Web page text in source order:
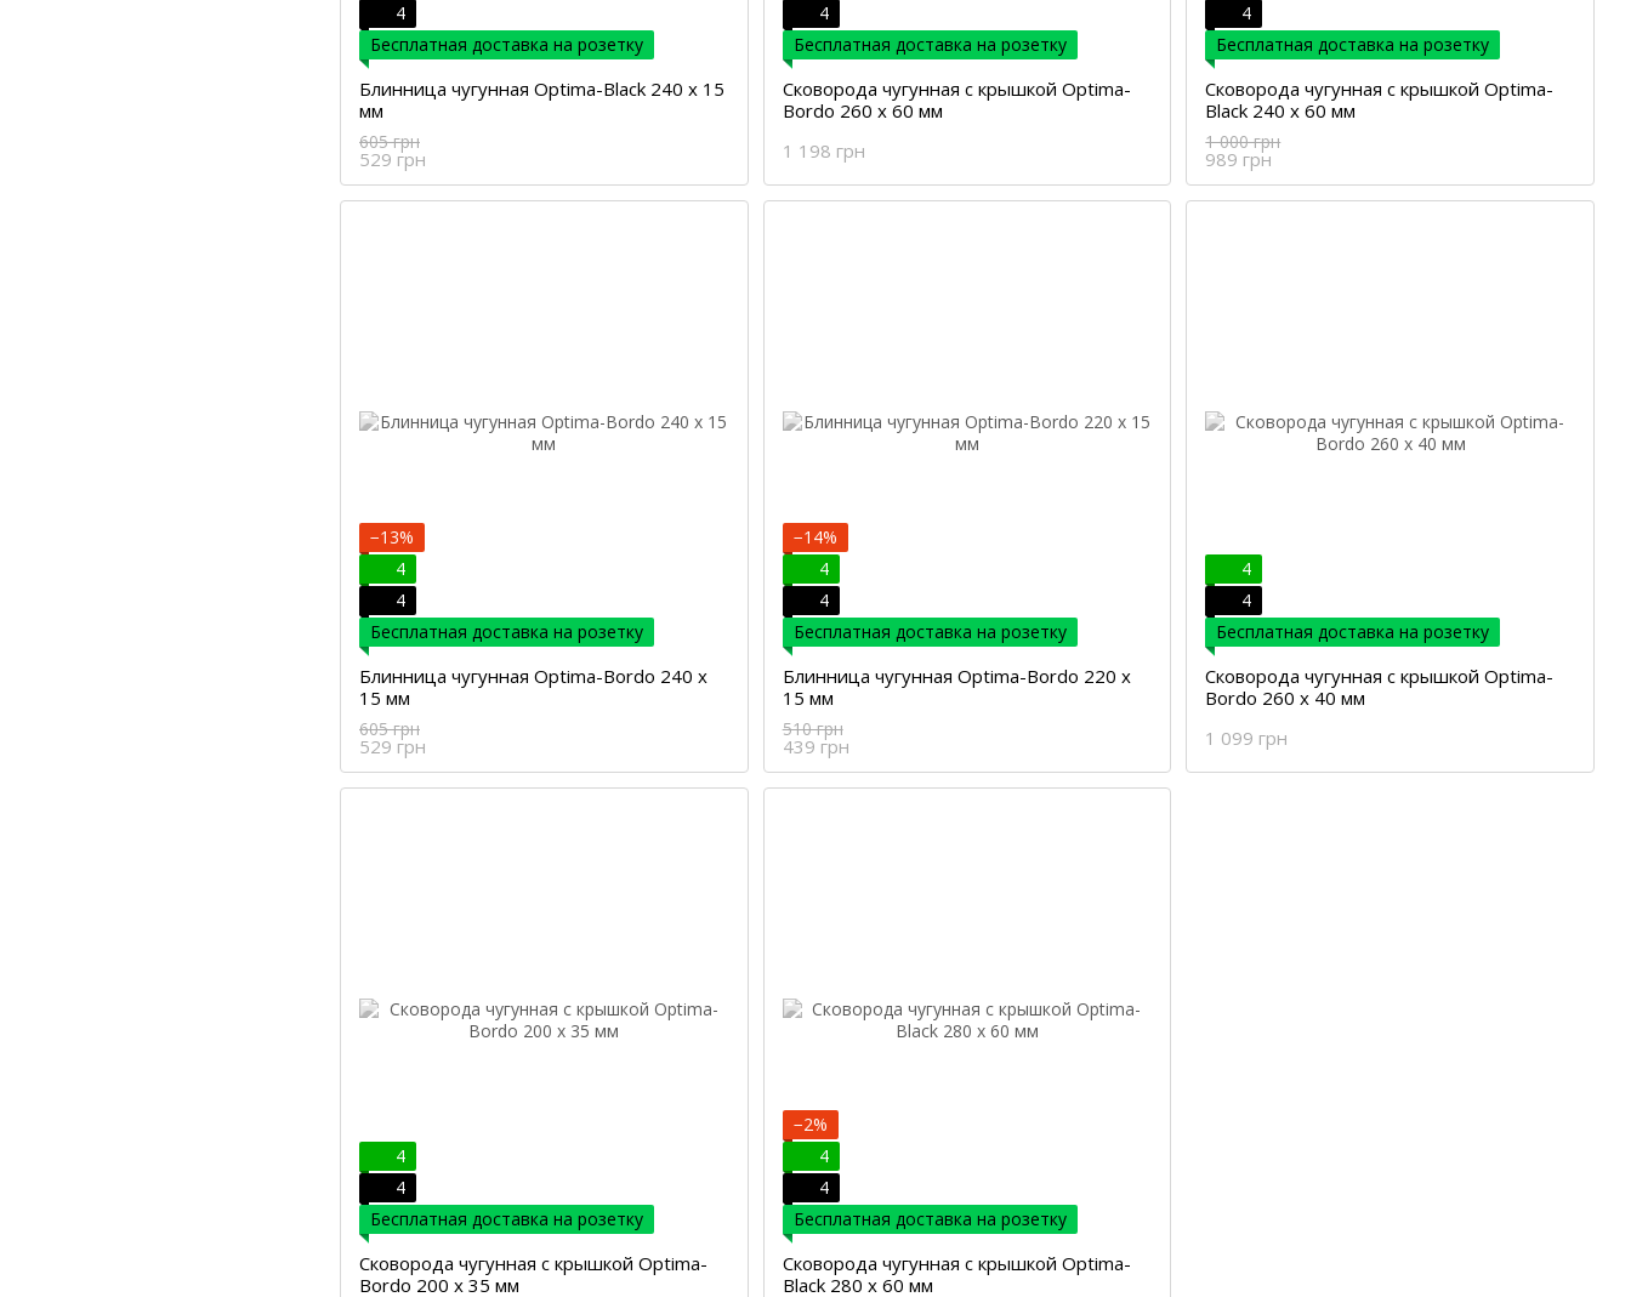
4
Бесплатная доставка на розетку
Блинница чугунная Optima-Black 240 х 15
мм
605 грн
529 грн
4
Бесплатная доставка на розетку
Сковорода чугунная с крышкой Optima-
Bordo 260 х 60 мм
1 198 грн
4
Бесплатная доставка на розетку
Сковорода чугунная с крышкой Optima-
Black 240 х 60 мм
1 000 грн
989 грн
−13%
4
4
Бесплатная доставка на розетку
Блинница чугунная Optima-Bordo 240 х
15 мм
605 грн
529 грн
−14%
4
4
Бесплатная доставка на розетку
Блинница чугунная Optima-Bordo 220 х
15 мм
510 грн
439 грн
4
4
Бесплатная доставка на розетку
Сковорода чугунная с крышкой Optima-
Bordo 260 х 40 мм
1 099 грн
4
4
Бесплатная доставка на розетку
Сковорода чугунная с крышкой Optima-
Bordo 200 х 35 мм
−2%
4
4
Бесплатная доставка на розетку
Сковорода чугунная с крышкой Optima-
Black 280 х 60 мм